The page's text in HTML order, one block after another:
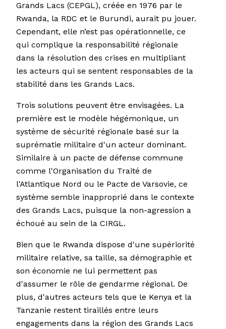
Grands Lacs (CEPGL), créée en 1976 par le
Rwanda, la RDC et le Burundi, aurait pu jouer.
Cependant, elle n’est pas opérationnelle, ce
qui complique la responsabilité régionale
dans la résolution des crises en multipliant
les acteurs qui se sentent responsables de la
stabilité dans les Grands Lacs.
Trois solutions peuvent être envisagées. La
première est le modèle hégémonique, un
système de sécurité régionale basé sur la
suprématie militaire d'un acteur dominant.
Similaire à un pacte de défense commune
comme l'Organisation du Traité de
l'Atlantique Nord ou le Pacte de Varsovie, ce
système semble inapproprié dans le contexte
des Grands Lacs, puisque la non-agression a
échoué au sein de la CIRGL.
Bien que le Rwanda dispose d'une supériorité
militaire relative, sa taille, sa démographie et
son économie ne lui permettent pas
d'assumer le rôle de gendarme régional. De
plus, d'autres acteurs tels que le Kenya et la
Tanzanie restent tiraillés entre leurs
engagements dans la région des Grands Lacs